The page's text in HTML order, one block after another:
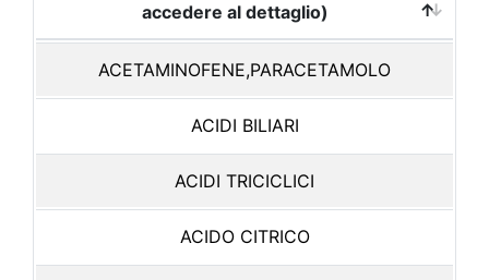
accedere al dettaglio)
ACETAMINOFENE,PARACETAMOLO
ACIDI BILIARI
ACIDI TRICICLICI
ACIDO CITRICO